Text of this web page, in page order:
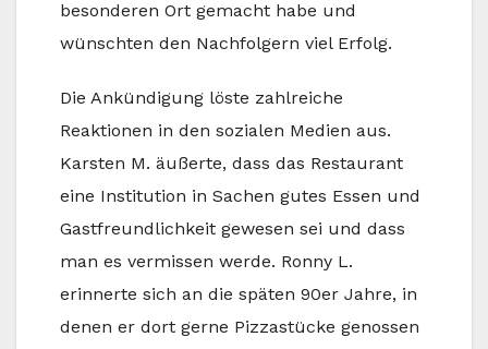
besonderen Ort gemacht habe und
wünschten den Nachfolgern viel Erfolg.
Die Ankündigung löste zahlreiche
Reaktionen in den sozialen Medien aus.
Karsten M. äußerte, dass das Restaurant
eine Institution in Sachen gutes Essen und
Gastfreundlichkeit gewesen sei und dass
man es vermissen werde. Ronny L.
erinnerte sich an die späten 90er Jahre, in
denen er dort gerne Pizzastücke genossen